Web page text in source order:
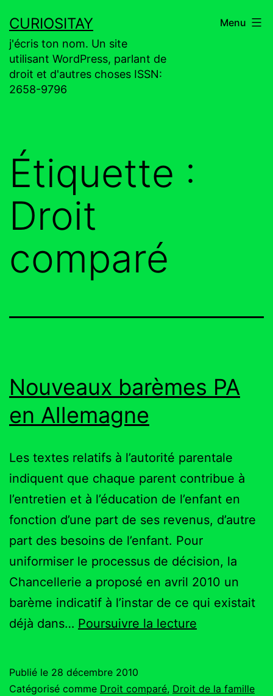
au
contenu
CURIOSITAY
j'écris ton nom. Un site
utilisant WordPress, parlant de
droit et d'autres choses ISSN:
2658-9796
Menu
Étiquette :
Droit
comparé
Nouveaux barèmes PA
en Allemagne
Les textes relatifs à l’autorité parentale
indiquent que chaque parent contribue à
l’entretien et à l’éducation de l’enfant en
fonction d’une part de ses revenus, d’autre
part des besoins de l’enfant. Pour
uniformiser le processus de décision, la
Chancellerie a proposé en avril 2010 un
barème indicatif à l’instar de ce qui existait
déjà dans… Poursuivre la lecture
en
Publié le 28 décembre 2010
Catégorisé comme Droit comparé, Droit de la famille